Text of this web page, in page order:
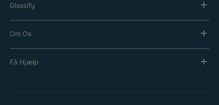
Glassify
Om Os
Få Hjælp